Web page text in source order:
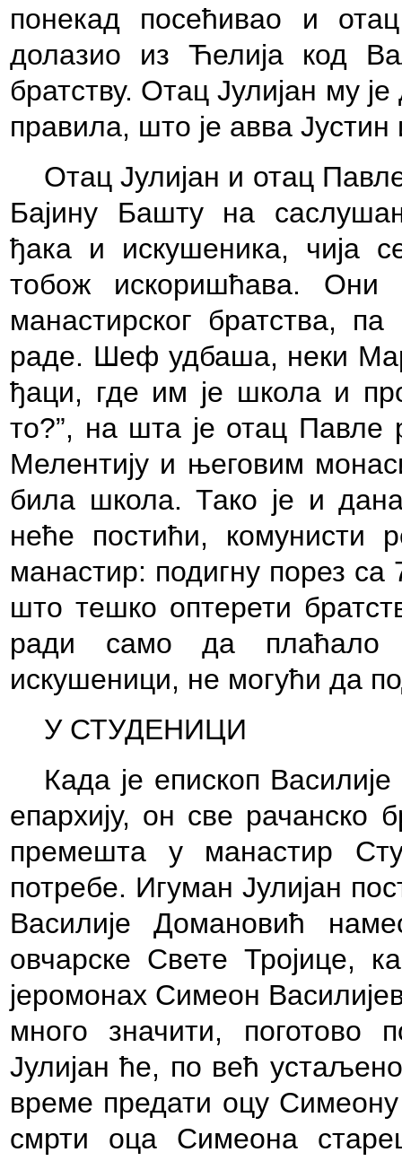
понекад посећивао и
долазио из Ћелија код
братству. Отац Јулијан му
правила, што је авва Јустин
Отац Јулијан и отац
Бајину Башту на
ђака и искушеника, чија
тобож искоришћава. Они
манастирског братства,
раде. Шеф удбаша, неки
ђаци, где им је школа и
то?”, на шта је отац Павле
Мелентију и његовим
била школа. Тако је и
неће постићи, комунисти
манастир: подигну порез
што тешко оптерети
ради само да плаћало
искушеници, не могући да
У СТУДЕНИЦИ
Када је епископ
епархију, он све рачанско
премешта у манастир
потребе. Игуман Јулијан
Василије Домановић
овчарске Свете Тројице,
јеромонах Симеон
много значити, поготово
Јулијан ће, по већ
време предати оцу
смрти оца Симеона